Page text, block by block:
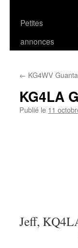
Petites
annonces
← KG4WV
KG4LA
Publié le 11
Jeff,